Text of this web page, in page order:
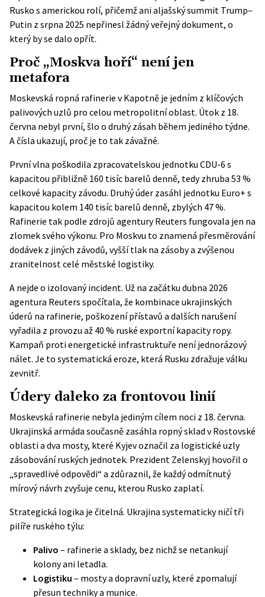
Rusko s americkou rolí, přičemž ani aljašský summit Trump–
Putin z srpna 2025 nepřinesl žádný veřejný dokument, o
který by se dalo opřít.
Proč „Moskva hoří“ není jen
metafora
Moskevská ropná rafinerie v Kapotně je jedním z klíčových
palivových uzlů pro celou metropolitní oblast. Útok z 18.
června nebyl první, šlo o druhý zásah během jediného týdne.
A čísla ukazují, proč je to tak závažné.
První vlna poškodila zpracovatelskou jednotku CDU-6 s
kapacitou přibližně 160 tisíc barelů denně, tedy zhruba 53 %
celkové kapacity závodu. Druhý úder zasáhl jednotku Euro+ s
kapacitou kolem 140 tisíc barelů denně, zbylých 47 %.
Rafinerie tak podle zdrojů agentury Reuters fungovala jen na
zlomek svého výkonu. Pro Moskvu to znamená přesměrování
dodávek z jiných závodů, vyšší tlak na zásoby a zvýšenou
zranitelnost celé městské logistiky.
A nejde o izolovaný incident. Už na začátku dubna 2026
agentura Reuters spočítala, že kombinace ukrajinských
úderů na rafinerie, poškození přístavů a dalších narušení
vyřadila z provozu až 40 % ruské exportní kapacity ropy.
Kampaň proti energetické infrastruktuře není jednorázový
nálet. Je to systematická eroze, která Rusku zdražuje válku
zevnitř.
Údery daleko za frontovou linií
Moskevská rafinerie nebyla jediným cílem noci z 18. června.
Ukrajinská armáda současně zasáhla ropný sklad v Rostovské
oblasti a dva mosty, které Kyjev označil za logistické uzly
zásobování ruských jednotek. Prezident Zelenskyj hovořil o
„spravedlivé odpovědi“ a zdůraznil, že každý odmítnutý
mírový návrh zvyšuje cenu, kterou Rusko zaplatí.
Strategická logika je čitelná. Ukrajina systematicky ničí tři
pilíře ruského týlu:
Palivo – rafinerie a sklady, bez nichž se netankují
kolony ani letadla.
Logistiku – mosty a dopravní uzly, které zpomalují
přesun techniky a munice.